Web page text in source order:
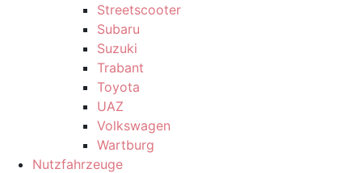
Streetscooter
Subaru
Suzuki
Trabant
Toyota
UAZ
Volkswagen
Wartburg
Nutzfahrzeuge